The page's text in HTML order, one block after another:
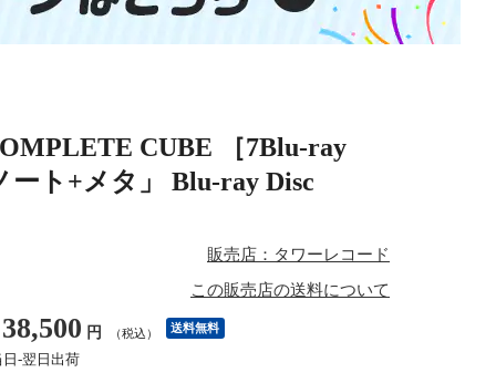
CUBE ［7Blu-ray
ト+メタ」 Blu-ray Disc
販売店：タワーレコード
この販売店の送料について
38,500 円 （税込） 送料無料
日-翌日出荷